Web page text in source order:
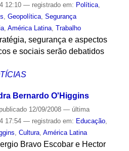
12:10 — registrado em: Política,
Geopolítica, Segurança
, América Latina, Trabalho
segurança e aspectos
e sociais serão debatidos
Bernardo O'Higgins
publicado12/09/2008 — última
17:54 — registrado em: Educação,
, Cultura, América Latina
Bravo Escobar e Hector